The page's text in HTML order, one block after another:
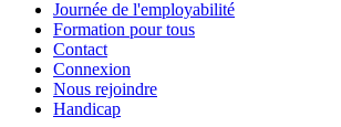
Journée de l'employabilité
Formation pour tous
Contact
Connexion
Nous rejoindre
Handicap